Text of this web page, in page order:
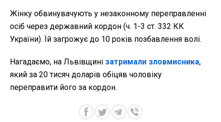
Жінку обвинувачують у незаконному переправленні
осіб через державний кордон (ч. 1-3 ст. 332 КК
України). Їй загрожує до 10 років позбавлення волі.
Нагадаємо, на Львівщині затримали зловмисника,
який за 20 тисяч доларів обіцяв чоловіку
переправити його за кордон.